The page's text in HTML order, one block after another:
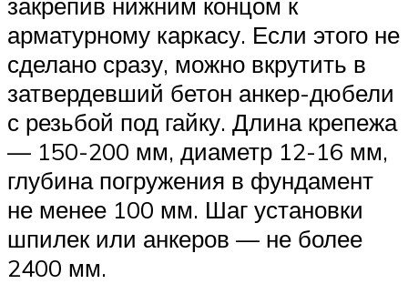
арматурному каркасу. Если этого не
сделано сразу, можно вкрутить в
затвердевший бетон анкер-дюбели
с резьбой под гайку. Длина крепежа
— 150-200 мм, диаметр 12-16 мм,
глубина погружения в фундамент
не менее 100 мм. Шаг установки
шпилек или анкеров — не более
2400 мм.